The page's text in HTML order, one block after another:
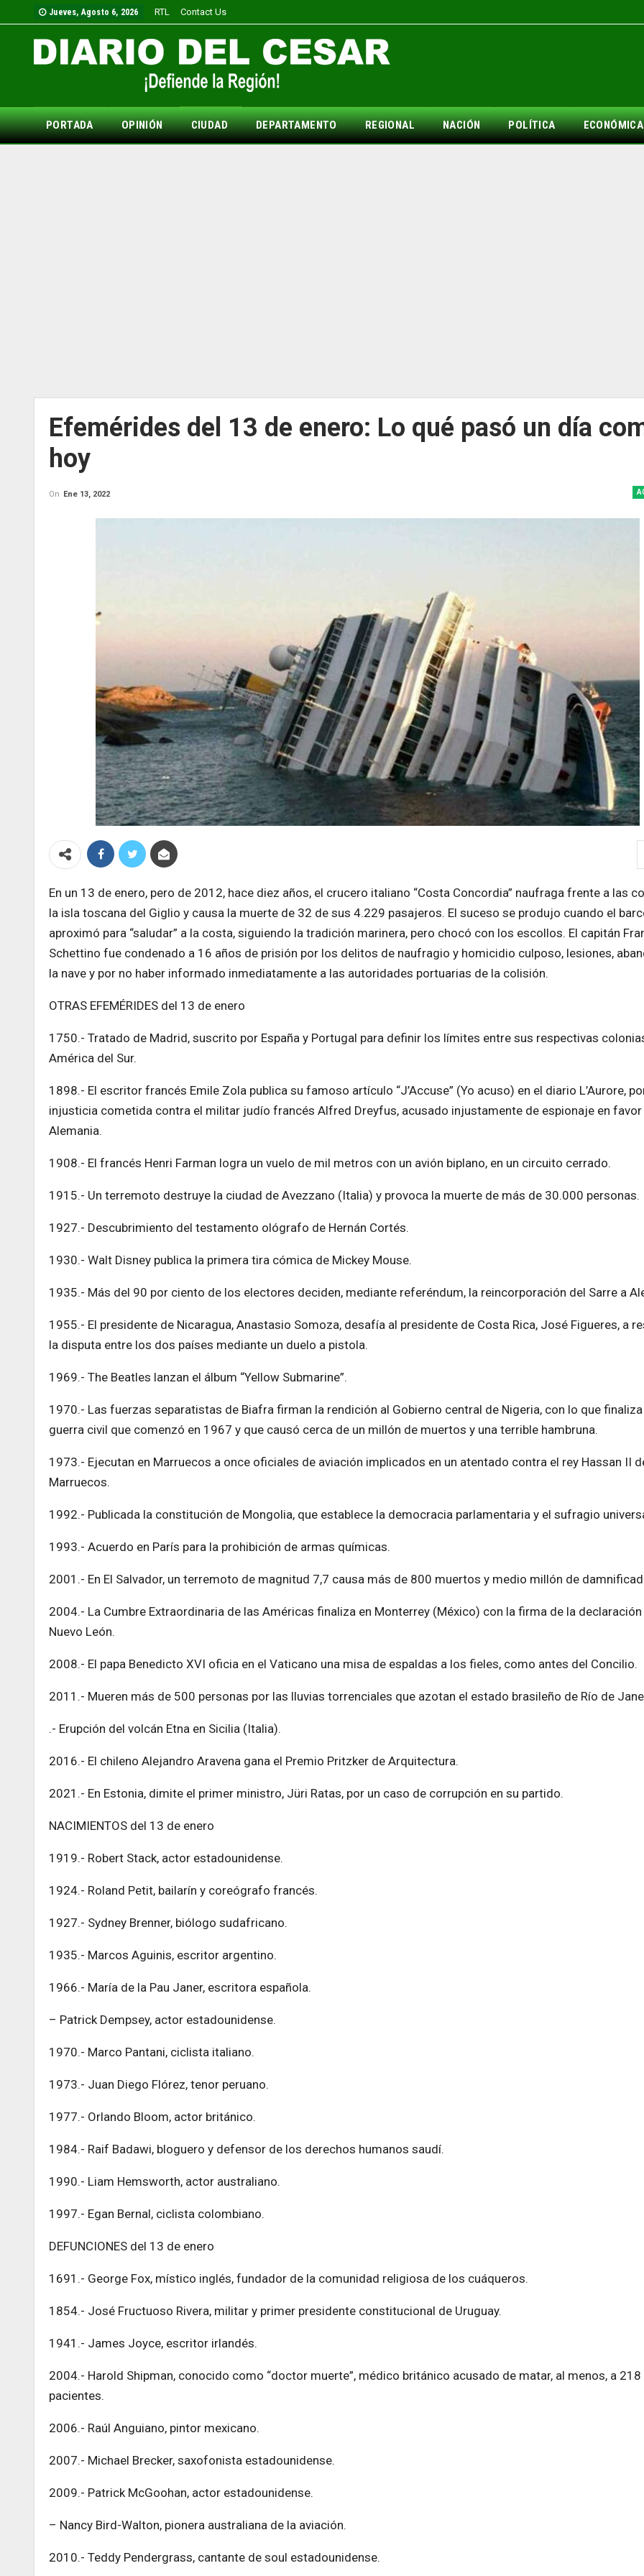
Jueves, Agosto 6, 2026 RTL Contact Us
PORTADA OPINIÓN CIUDAD DEPARTAMENTO REGIONAL NACIÓN POLÍTICA ECONÓMICA
Efemérides del 13 de enero: Lo qué pasó un día
hoy
On Ene 13, 2022
En un 13 de enero, pero de 2012, hace diez años, el crucero italiano “Costa Concordia” naufraga frente a las
la isla toscana del Giglio y causa la muerte de 32 de sus 4.229 pasajeros. El suceso se produjo cuando el
aproximó para “saludar” a la costa, siguiendo la tradición marinera, pero chocó con los escollos. El capitán
Schettino fue condenado a 16 años de prisión por los delitos de naufragio y homicidio culposo, lesiones,
la nave y por no haber informado inmediatamente a las autoridades portuarias de la colisión.
OTRAS EFEMÉRIDES del 13 de enero
1750.- Tratado de Madrid, suscrito por España y Portugal para definir los límites entre sus respectivas
América del Sur.
1898.- El escritor francés Emile Zola publica su famoso artículo “J’Accuse” (Yo acuso) en el diario L’Aurore,
injusticia cometida contra el militar judío francés Alfred Dreyfus, acusado injustamente de espionaje en favor
Alemania.
1908.- El francés Henri Farman logra un vuelo de mil metros con un avión biplano, en un circuito cerrado.
1915.- Un terremoto destruye la ciudad de Avezzano (Italia) y provoca la muerte de más de 30.000 personas.
1927.- Descubrimiento del testamento ológrafo de Hernán Cortés.
1930.- Walt Disney publica la primera tira cómica de Mickey Mouse.
1935.- Más del 90 por ciento de los electores deciden, mediante referéndum, la reincorporación del Sarre a
1955.- El presidente de Nicaragua, Anastasio Somoza, desafía al presidente de Costa Rica, José Figueres, a
la disputa entre los dos países mediante un duelo a pistola.
1969.- The Beatles lanzan el álbum “Yellow Submarine”.
1970.- Las fuerzas separatistas de Biafra firman la rendición al Gobierno central de Nigeria, con lo que
guerra civil que comenzó en 1967 y que causó cerca de un millón de muertos y una terrible hambruna.
1973.- Ejecutan en Marruecos a once oficiales de aviación implicados en un atentado contra el rey Hassan II
Marruecos.
1992.- Publicada la constitución de Mongolia, que establece la democracia parlamentaria y el sufragio
1993.- Acuerdo en París para la prohibición de armas químicas.
2001.- En El Salvador, un terremoto de magnitud 7,7 causa más de 800 muertos y medio millón de
2004.- La Cumbre Extraordinaria de las Américas finaliza en Monterrey (México) con la firma de la
Nuevo León.
2008.- El papa Benedicto XVI oficia en el Vaticano una misa de espaldas a los fieles, como antes del Concilio.
2011.- Mueren más de 500 personas por las lluvias torrenciales que azotan el estado brasileño de Río de
.- Erupción del volcán Etna en Sicilia (Italia).
2016.- El chileno Alejandro Aravena gana el Premio Pritzker de Arquitectura.
2021.- En Estonia, dimite el primer ministro, Jüri Ratas, por un caso de corrupción en su partido.
NACIMIENTOS del 13 de enero
1919.- Robert Stack, actor estadounidense.
1924.- Roland Petit, bailarín y coreógrafo francés.
1927.- Sydney Brenner, biólogo sudafricano.
1935.- Marcos Aguinis, escritor argentino.
1966.- María de la Pau Janer, escritora española.
– Patrick Dempsey, actor estadounidense.
1970.- Marco Pantani, ciclista italiano.
1973.- Juan Diego Flórez, tenor peruano.
1977.- Orlando Bloom, actor británico.
1984.- Raif Badawi, bloguero y defensor de los derechos humanos saudí.
1990.- Liam Hemsworth, actor australiano.
1997.- Egan Bernal, ciclista colombiano.
DEFUNCIONES del 13 de enero
1691.- George Fox, místico inglés, fundador de la comunidad religiosa de los cuáqueros.
1854.- José Fructuoso Rivera, militar y primer presidente constitucional de Uruguay.
1941.- James Joyce, escritor irlandés.
2004.- Harold Shipman, conocido como “doctor muerte”, médico británico acusado de matar, al menos, a 218
pacientes.
2006.- Raúl Anguiano, pintor mexicano.
2007.- Michael Brecker, saxofonista estadounidense.
2009.- Patrick McGoohan, actor estadounidense.
– Nancy Bird-Walton, pionera australiana de la aviación.
2010.- Teddy Pendergrass, cantante de soul estadounidense.